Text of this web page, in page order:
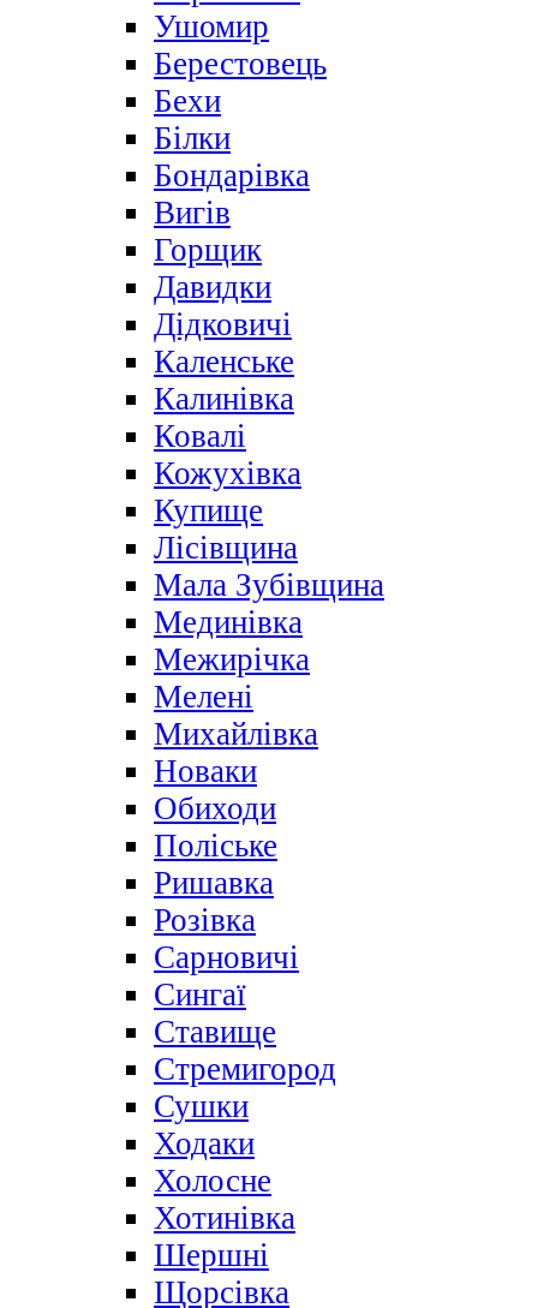
Ушомир
Берестовець
Бехи
Білки
Бондарівка
Вигів
Горщик
Давидки
Дідковичі
Каленське
Калинівка
Ковалі
Кожухівка
Купище
Лісівщина
Мала Зубівщина
Мединівка
Межирічка
Мелені
Михайлівка
Новаки
Обиходи
Поліське
Ришавка
Розівка
Сарновичі
Сингаї
Ставище
Стремигород
Сушки
Ходаки
Холосне
Хотинівка
Шершні
Щорсівка